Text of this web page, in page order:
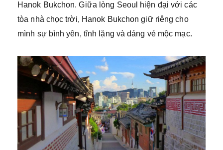
Hanok Bukchon. Giữa lòng Seoul hiện đại với các
tòa nhà chọc trời, Hanok Bukchon giữ riêng cho
mình sự bình yên, tĩnh lặng và dáng vẻ mộc mạc.